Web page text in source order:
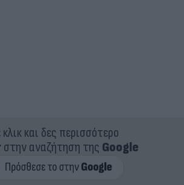
και δες περισσότερο
στην αναζήτηση της Google